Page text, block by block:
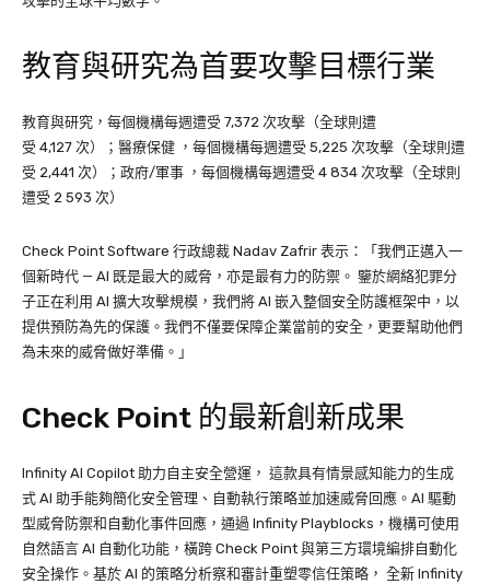
教育與研究為首要攻擊目標行業
教育與研究，每個機構每週遭受 7,372 次攻擊（全球則遭
受 4,127 次）；醫療保健 ，每個機構每週遭受 5,225 次攻擊（全球則遭
受 2,441 次）；政府/軍事 ，每個機構每週遭受 4 834 次攻擊（全球則
遭受 2 593 次）
Check Point Software 行政總裁 Nadav Zafrir 表示：「我們正邁入一
個新時代 — AI 既是最大的威脅，亦是最有力的防禦。 鑒於網絡犯罪分
子正在利用 AI 擴大攻擊規模，我們將 AI 嵌入整個安全防護框架中，以
提供預防為先的保護。我們不僅要保障企業當前的安全，更要幫助他們
為未來的威脅做好準備。」
Check Point 的最新創新成果
Infinity AI Copilot 助力自主安全營運， 這款具有情景感知能力的生成
式 AI 助手能夠簡化安全管理、自動執行策略並加速威脅回應。AI 驅動
型威脅防禦和自動化事件回應，通過 Infinity Playblocks，機構可使用
自然語言 AI 自動化功能，橫跨 Check Point 與第三方環境編排自動化
安全操作。基於 AI 的策略分析察和審計重塑零信任策略， 全新 Infinity